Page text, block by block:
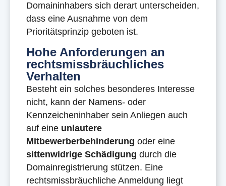
Domaininhabers sich derart unterscheiden,
dass eine Ausnahme von dem
Prioritätsprinzip geboten ist.
Hohe Anforderungen an
rechtsmissbräuchliches
Verhalten
Besteht ein solches besonderes Interesse
nicht, kann der Namens- oder
Kennzeicheninhaber sein Anliegen auch
auf eine unlautere
Mitbewerberbehinderung oder eine
sittenwidrige Schädigung durch die
Domainregistrierung stützen. Eine
rechtsmissbräuchliche Anmeldung liegt